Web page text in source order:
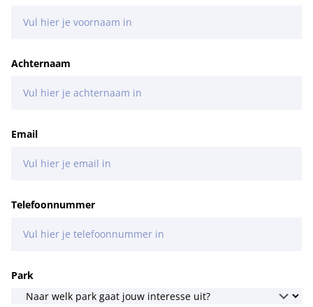
Achternaam
Email
Telefoonnummer
Park